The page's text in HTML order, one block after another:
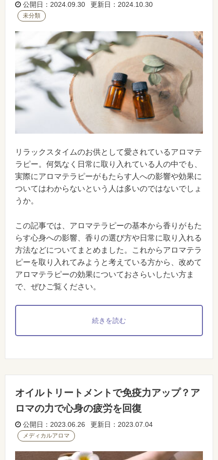
公開日：2024.09.30 更新日：2024.10.30
未分類
リラックスタイムのお供として愛されているアロマテ
ラピー。何気なく日常に取り入れている人の中でも、
実際にアロマテラピーがもたらす人への影響や効果に
ついてはわからないという人は多いのではないでしょ
うか。
この記事では、アロマテラピーの基本から香りがもた
らす心身への影響、香りの選び方や日常に取り入れる
方法などについてまとめました。これからアロマテラ
ピーを取り入れてみようと考えている方から、改めて
アロマテラピーの効果についておさらいしたい方ま
で、ぜひご覧ください。
続きを読む
オイルトリートメントで免疫力アップ？ア
ロマの力で心身の疲労を回復
公開日：2023.06.26 更新日：2023.07.04
メディカルアロマ